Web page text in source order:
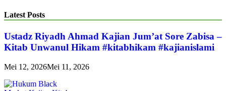
Latest Posts
Ustadz Riyadh Ahmad Kajian Jum’at Sore Zabisa –
Kitab Unwanul Hikam #kitabhikam #kajianislami
Mei 12, 2026Mei 11, 2026